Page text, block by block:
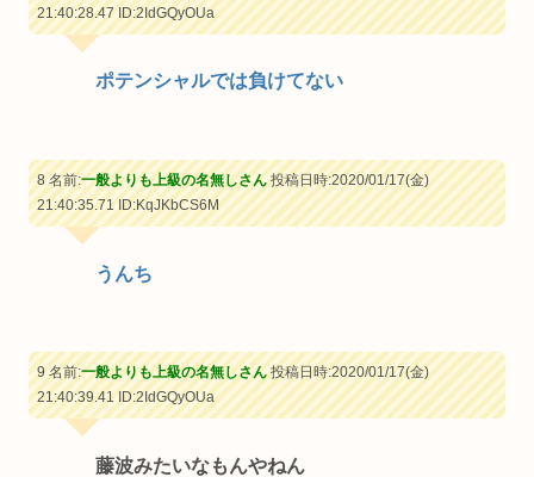
21:40:28.47ID:2IdGQyOUa
ポテンシャルでは負けてない
8 名前:一般よりも上級の名無しさん投稿日時:2020/01/17(金)
21:40:35.71ID:KqJKbCS6M
うんち
9 名前:一般よりも上級の名無しさん投稿日時:2020/01/17(金)
21:40:39.41ID:2IdGQyOUa
藤波みたいなもんやねん